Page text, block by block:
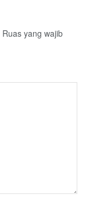
Ruas yang wajib